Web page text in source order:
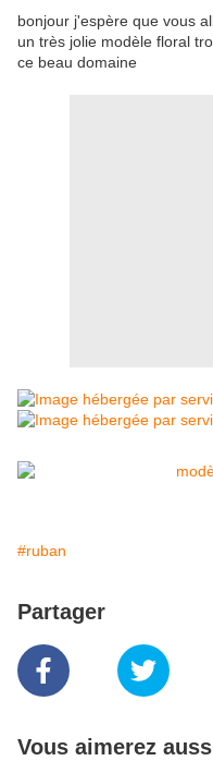
bonjour j'espère que vous
un très jolie modèle floral
ce beau domaine
#ruban
Partager
Vous aimerez